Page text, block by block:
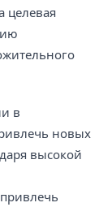
целевая
в
новых
высокой